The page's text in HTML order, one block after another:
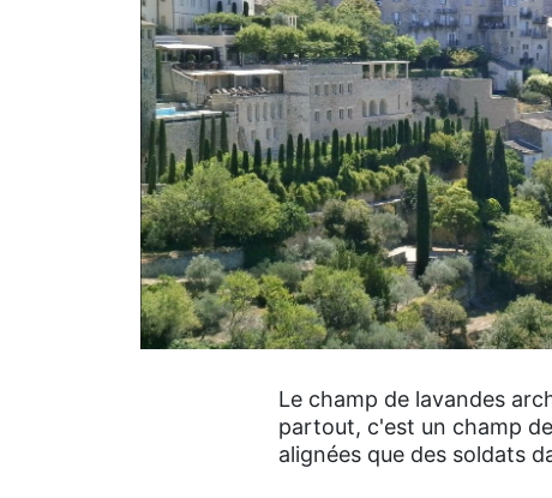
Le champ de lavandes
partout, c'est un champ
alignées que des soldats